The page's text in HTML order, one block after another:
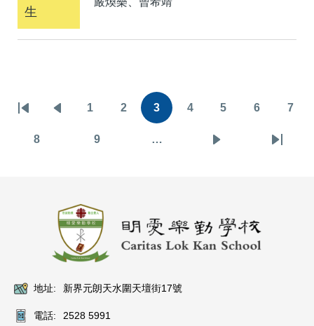
Pagination
First
page
Previous
面
1 2
目
3 4 5 6 7
8 9 …
Last
地址: 新界元朗天水圍天壇街17號
電話: 2528 5991